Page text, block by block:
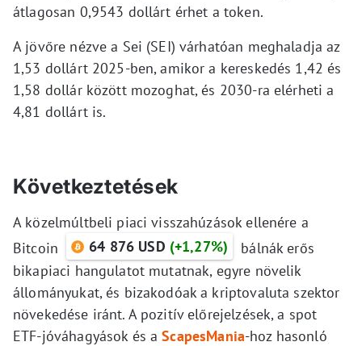
átlagosan 0,9543 dollárt érhet a token.
A jövőre nézve a Sei (SEI) várhatóan meghaladja az
1,53 dollárt 2025-ben, amikor a kereskedés 1,42 és
1,58 dollár között mozoghat, és 2030-ra elérheti a
4,81 dollárt is.
Következtetések
A közelmúltbeli piaci visszahúzások ellenére a
Bitcoin
64 876 USD (+1,27%)
bálnák erős
bikapiaci hangulatot mutatnak, egyre növelik
állományukat, és bizakodóak a kriptovaluta szektor
növekedése iránt. A pozitív előrejelzések, a spot
ETF-jóváhagyások és aScapesMania-hoz hasonló